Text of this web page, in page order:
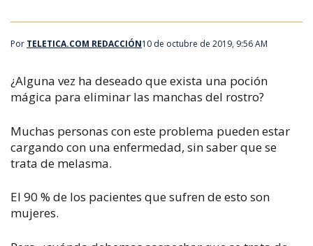
Por TELETICA.COM REDACCIÓN10 de octubre de 2019, 9:56 AM
¿Alguna vez ha deseado que exista una poción
mágica para eliminar las manchas del rostro?
Muchas personas con este problema pueden estar
cargando con una enfermedad, sin saber que se
trata de melasma.
El 90 % de los pacientes que sufren de esto son
mujeres.